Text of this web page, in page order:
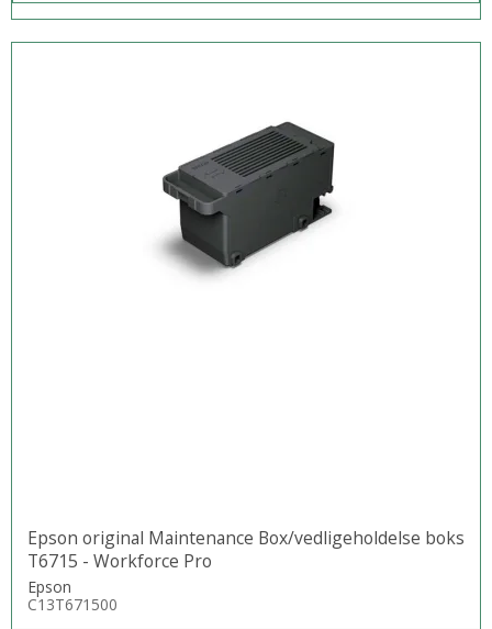
Epson original Maintenance Box/vedligeholdelse boks
T6715 - Workforce Pro
Epson
C13T671500